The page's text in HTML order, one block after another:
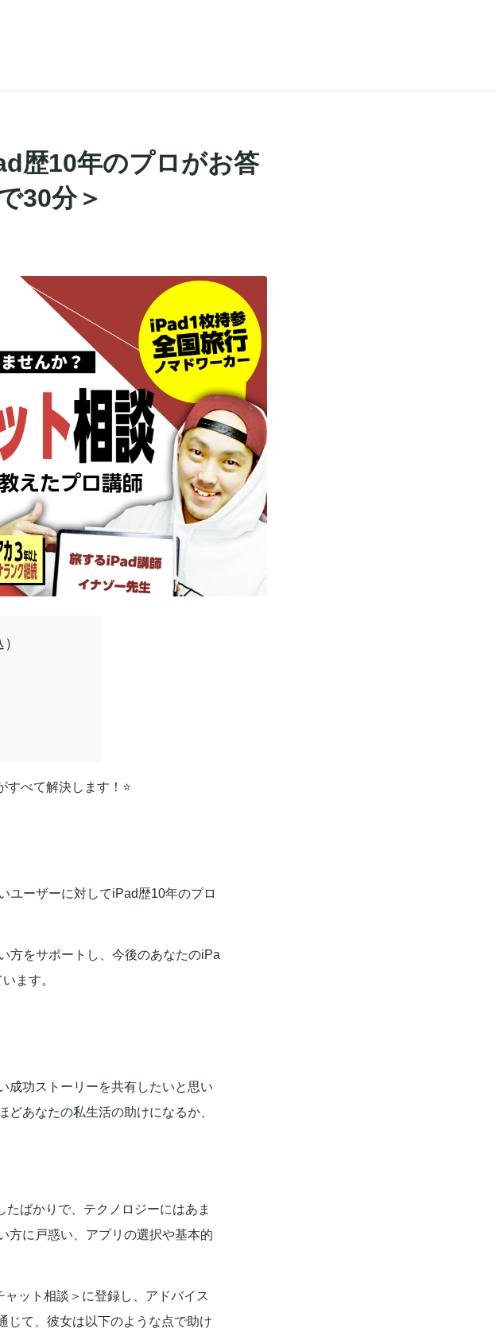
歴10年のプロがお答
30分＞
すべて解決します！⭐️
ユーザーに対してiPad歴10年のプロ
方をサポートし、今後のあなたのiPa
ます。
成功ストーリーを共有したいと思い
あなたの私生活の助けになるか、
ばかりで、テクノロジーにはあま
方に戸惑い、アプリの選択や基本的
ット相談＞に登録し、アドバイス
じて、彼女は以下のような点で助け